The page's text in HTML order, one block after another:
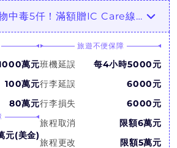
班機改降5仟、食物中毒5仟！滿額贈IC Care線上醫療諮詢
萬元
100萬元
80萬元
元(美金)
旅遊不便保障
班機延誤
每4小時5000元
行李延誤
6000元
行李損失
6000元
旅程取消
限額6萬元
旅程更改
限額5萬元